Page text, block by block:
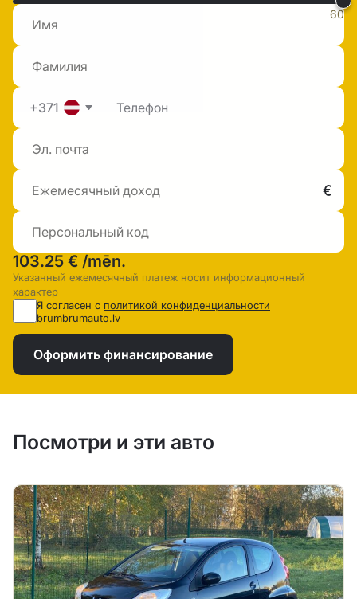
60
+371
103.25 € /mēn.
Указанный ежемесячный платеж носит информационный
характер
Я согласен с политикой конфиденциальности
brumbrumauto.lv
Оформить финансирование
Посмотри и эти авто